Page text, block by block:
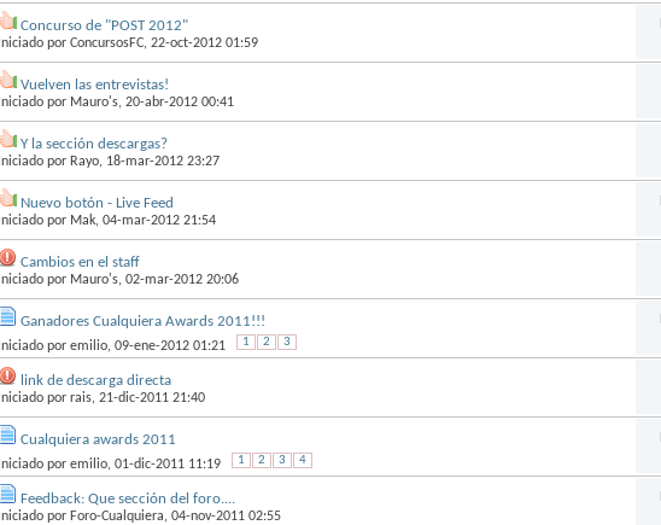
Concurso de "POST 2012"
Iniciado por ConcursosFC, 22-oct-2012 01:59
Vuelven las entrevistas!
Iniciado por Mauro's, 20-abr-2012 00:41
Y la sección descargas?
Iniciado por Rayo, 18-mar-2012 23:27
Nuevo botón - Live Feed
Iniciado por Mak, 04-mar-2012 21:54
Cambios en el staff
Iniciado por Mauro's, 02-mar-2012 20:06
Ganadores Cualquiera Awards 2011!!!
Iniciado por emilio, 09-ene-2012 01:21 1 2 3
link de descarga directa
Iniciado por rais, 21-dic-2011 21:40
Cualquiera awards 2011
Iniciado por emilio, 01-dic-2011 11:19 1 2 3 4
Feedback: Que sección del foro....
Iniciado por Foro-Cualquiera, 04-nov-2011 02:55